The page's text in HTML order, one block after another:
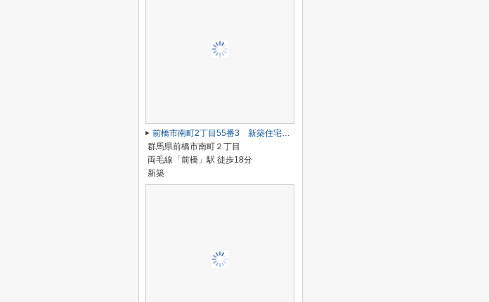
前橋市南町2丁目55番3 新築住宅 A号棟
群馬県前橋市南町２丁目
両毛線「前橋」駅 徒歩18分
新築